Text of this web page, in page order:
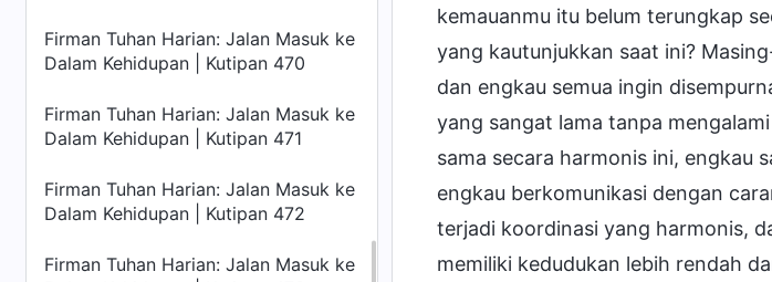
Firman Tuhan Harian: Jalan Masuk ke
Dalam Kehidupan | Kutipan 470
Firman Tuhan Harian: Jalan Masuk ke
Dalam Kehidupan | Kutipan 471
Firman Tuhan Harian: Jalan Masuk ke
Dalam Kehidupan | Kutipan 472
Firman Tuhan Harian: Jalan Masuk ke
kemauanmu itu belum terungkap
yang kautunjukkan saat ini?
dan engkau semua ingin
yang sangat lama tanpa
sama secara harmonis ini, engkau
engkau berkomunikasi dengan
terjadi koordinasi yang harmonis,
memiliki kedudukan lebih rendah